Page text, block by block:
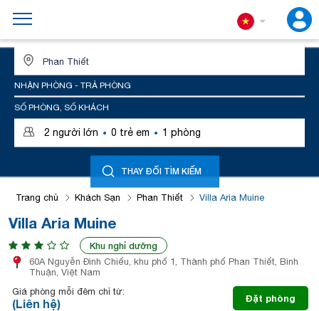
NHẬN PHÒNG - TRẢ PHÒNG
SỐ PHÒNG, SỐ KHÁCH
2 người lớn · 0 trẻ em · 1 phòng
THAY ĐỔI TÌM KIẾM
Trang chủ Khách Sạn Phan Thiết Villa Aria Muine
Villa Aria Muine
Khu nghỉ dưỡng
60A Nguyễn Đình Chiểu, khu phố 1, Thành phố Phan Thiết, Bình
Thuận, Việt Nam
Giá phòng mỗi đêm chỉ từ:
(Liên hệ) Đặt phòng